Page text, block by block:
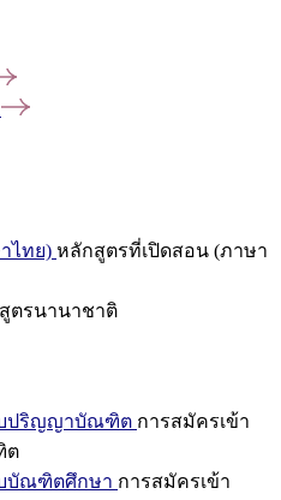
ไทย) หลักสูตรที่เปิดสอน (ภาษา
ตรนานาชาติ
บปริญญาบัณฑิต การสมัครเข้า
ต
บัณฑิตศึกษา การสมัครเข้า